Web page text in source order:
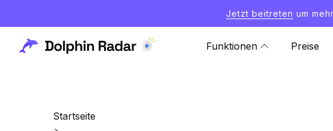
Jetzt beitreten um
Funktionen Preise
Startseite